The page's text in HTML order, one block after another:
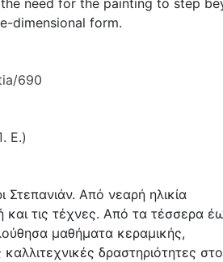
dimensional form.
690
Ε.)
Στεπανιάν. Από νεαρή ηλικία
τις τέχνες. Από τα τέσσερα
μαθήματα κεραμικής,
δραστηριότητες στο